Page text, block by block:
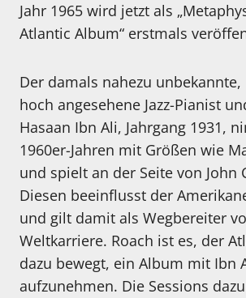
Jahr 1965 wird jetzt als
Atlantic Album“ erstmals
Der damals nahezu
hoch angesehene Jazz-Pianist
Hasaan Ibn Ali, Jahrgang 1931,
1960er-Jahren mit Größen wie
und spielt an der Seite von John
Diesen beeinflusst der
und gilt damit als Wegbereiter
Weltkarriere. Roach ist es, der
dazu bewegt, ein Album mit Ibn
aufzunehmen. Die Sessions